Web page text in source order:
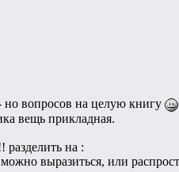
вопросов на целую книгу
вещь прикладная.
на :
выразиться, или